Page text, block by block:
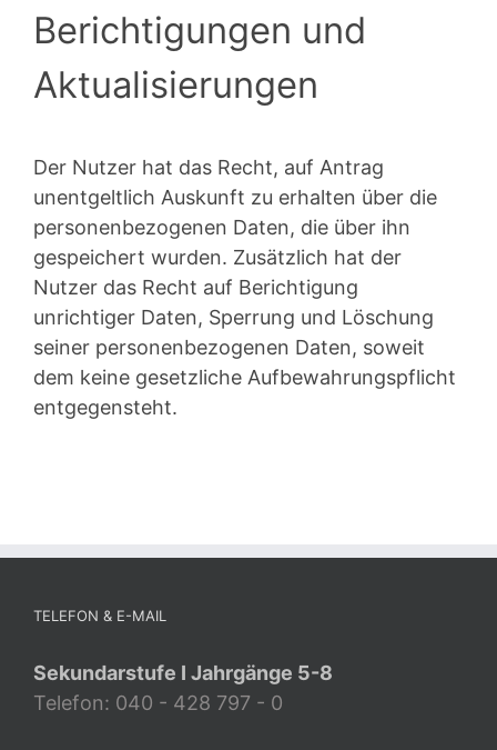
Berichtigungen und
Aktualisierungen
Der Nutzer hat das Recht, auf Antrag
unentgeltlich Auskunft zu erhalten über die
personenbezogenen Daten, die über ihn
gespeichert wurden. Zusätzlich hat der
Nutzer das Recht auf Berichtigung
unrichtiger Daten, Sperrung und Löschung
seiner personenbezogenen Daten, soweit
dem keine gesetzliche Aufbewahrungspflicht
entgegensteht.
TELEFON & E-MAIL
Sekundarstufe I Jahrgänge 5-8
Telefon: 040 - 428 797 - 0